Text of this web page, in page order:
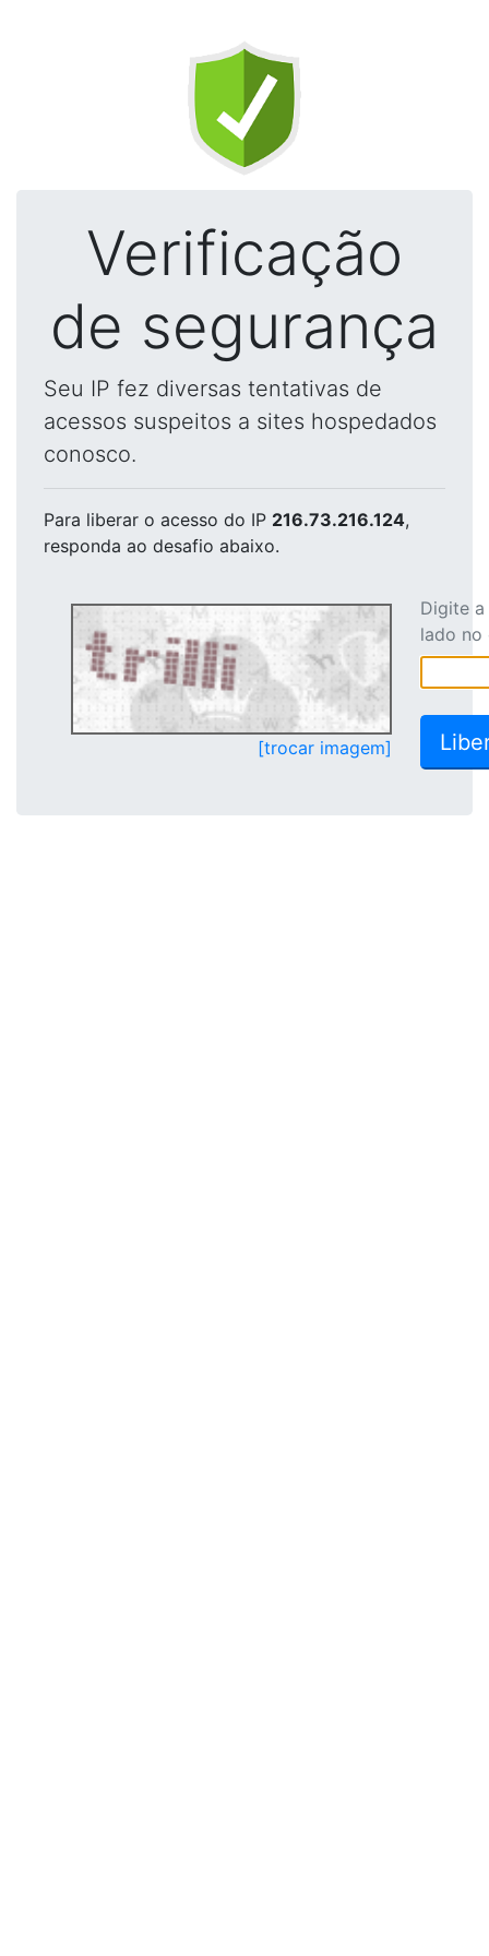
Verificação
de segurança
Seu IP fez diversas tentativas de
acessos suspeitos a sites hospedados
conosco.
Para liberar o acesso do IP 216.73.216.124,
responda ao desafio abaixo.
[trocar imagem]
Digite
lado no